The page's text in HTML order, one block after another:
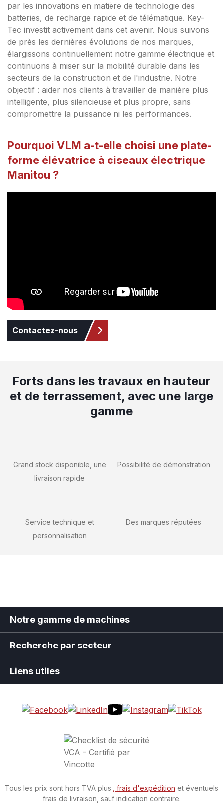
par les innovations en matière de technologie des
batteries, de recharge rapide et de télématique. Key-
Tec investit activement dans cet avenir. Nous suivons
de près les dernières évolutions de nos marques,
élargissons continuellement notre gamme électrique et
continuons à miser sur la mobilité durable dans les
secteurs de la construction et de l'industrie. Notre
objectif : aider nos clients à travailler de manière plus
intelligente, plus silencieuse et plus propre, sans
compromettre la puissance ni les performances.
Pourquoi VLM a-t-elle choisi une plate-
forme élévatrice à ciseaux électrique
Manitou ?
Contactez-nous
Forts dans les travaux en hauteur
et de terrassement, avec une large
gamme
Grand stock disponible, une
livraison rapide
Possibilité de démonstration
Service technique et
personnalisation
Des marques réputées
Notre gamme de machines
Recherche par secteur
Liens utiles
Tous les prix sont hors TVA plus , frais d'expédition et éventuels
frais de livraison, sauf indication contraire.